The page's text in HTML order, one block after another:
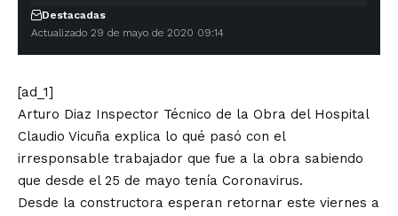
Actualizado 29 de mayo de 2020 09:14
Destacadas
[ad_1]
Arturo Diaz Inspector Técnico de la Obra del Hospital
Claudio Vicuña explica lo qué pasó con el
irresponsable trabajador que fue a la obra sabiendo
que desde el 25 de mayo tenía Coronavirus.
Desde la constructora esperan retornar este viernes a